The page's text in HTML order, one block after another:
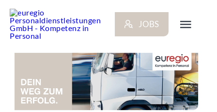
Inhalt
springen
JOBS
BEWERBER